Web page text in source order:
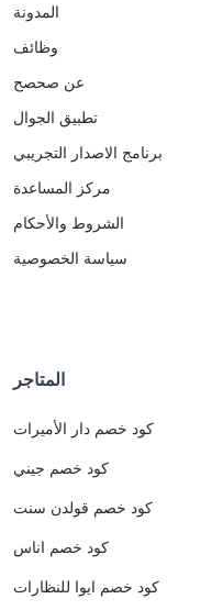
المدونة
وظائف
عن صحصح
تطبيق الجوال
برنامج الاصدار التجريبي
مركز المساعدة
الشروط والأحكام
سياسة الخصوصية
المتاجر
كود خصم دار الأميرات
كود خصم جيني
كود خصم قولدن سنت
كود خصم اناس
كود خصم ايوا للنظارات